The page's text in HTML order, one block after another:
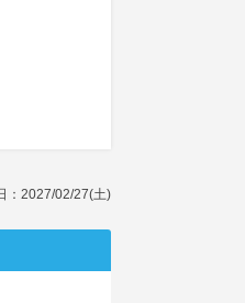
：2027/02/27(土)